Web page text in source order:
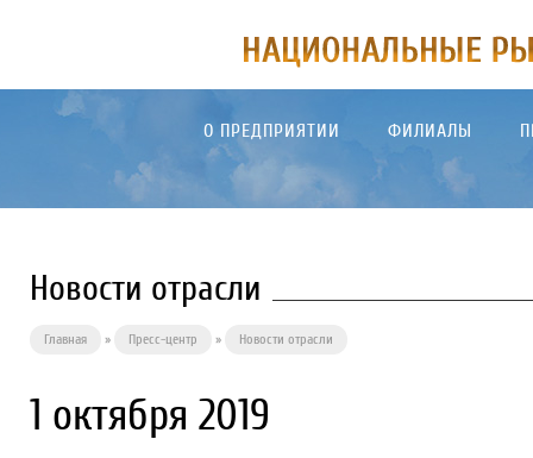
О ПРЕДПРИЯТИИ ФИЛИАЛЫ
Новости отрасли
Главная » Пресс-центр » Новости отрасли
1 октября 2019